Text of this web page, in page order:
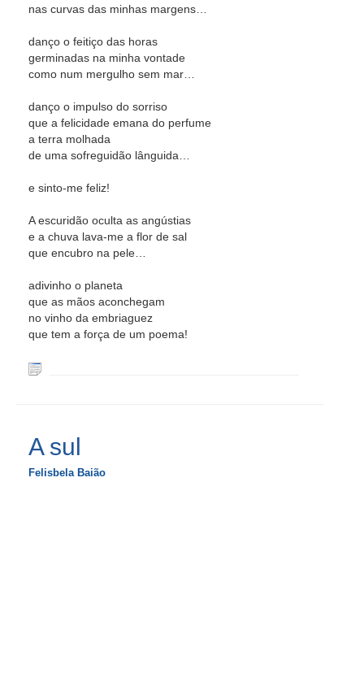
nas curvas das minhas margens…
danço o feitiço das horas
germinadas na minha vontade
como num mergulho sem mar…
danço o impulso do sorriso
que a felicidade emana do perfume
a terra molhada
de uma sofreguidão lânguida…
e sinto-me feliz!
A escuridão oculta as angústias
e a chuva lava-me a flor de sal
que encubro na pele…
adivinho o planeta
que as mãos aconchegam
no vinho da embriaguez
que tem a força de um poema!
A sul
Felisbela Baião